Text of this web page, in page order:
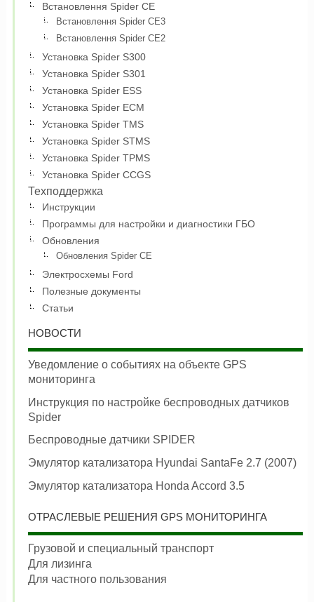
Встановлення Spider CE
Встановлення Spider CE3
Встановлення Spider CE2
Установка Spider S300
Установка Spider S301
Установка Spider ESS
Установка Spider ECM
Установка Spider TMS
Установка Spider STMS
Установка Spider TPMS
Установка Spider CCGS
Техподдержка
Инструкции
Программы для настройки и диагностики ГБО
Обновления
Обновления Spider CE
Электросхемы Ford
Полезные документы
Статьи
НОВОСТИ
Уведомление о событиях на объекте GPS
мониторинга
Инструкция по настройке беспроводных датчиков
Spider
Беспроводные датчики SPIDER
Эмулятор катализатора Hyundai SantaFe 2.7 (2007)
Эмулятор катализатора Honda Accord 3.5
ОТРАСЛЕВЫЕ РЕШЕНИЯ GPS МОНИТОРИНГА
Грузовой и специальный транспорт
Для лизинга
Для частного пользования